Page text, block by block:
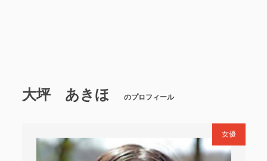
大坪 あきほ のプロフィール
女優